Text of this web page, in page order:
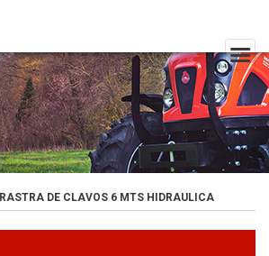
RASTRA DE CLAVOS 6 MTS HIDRAULICA